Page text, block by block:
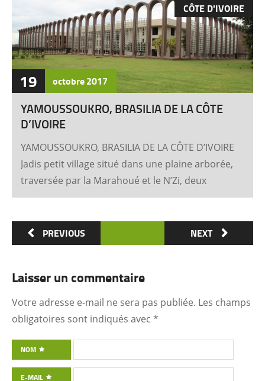
CÔTE D'IVOIRE
19 octobre2017
YAMOUSSOUKRO, BRASILIA DE LA CÔTE
D’IVOIRE
YAMOUSSOUKRO, BRASILIA DE LA CÔTE D’IVOIRE
Jadis petit village situé dans une plaine arborée,
traversée par la Marahoué et le N’Zi, deux
affluents du Bandama, Yamoussoukro est
synonyme de la Côte d’Ivoire Un symbole
universel Créée ex nihilo au centre du pays à
un événement majeur dans l’histoire de
l’urbanisme de la Côte d’Ivoire. Félix Houphouët-
Boigny et ses architectes (Pierre Fakhoury et
Clément Cacoub pour la Fondation FHB, …) ont
voulu que tout, depuis le plan général des
PREVIOUS NEXT
Laisser un commentaire
Votre adresse e-mail ne sera pas publiée. Les champs
obligatoires sont indiqués avec *
NOM
E-MAIL